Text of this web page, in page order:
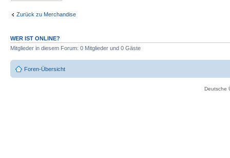
Zurück zu Merchandise
WER IST ONLINE?
Mitglieder in diesem Forum: 0 Mitglieder und 0 Gäste
Foren-Übersicht
Deutsche